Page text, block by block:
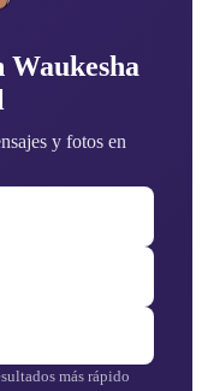
Waukesha
y fotos en
más rápido